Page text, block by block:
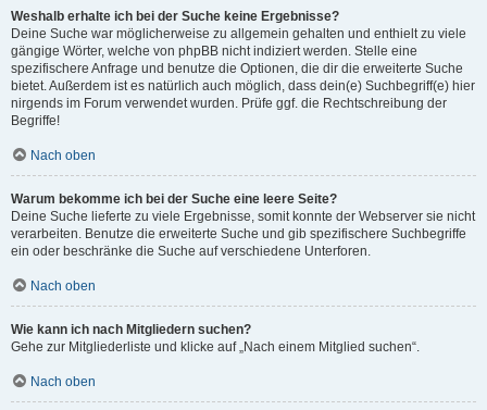
Weshalb erhalte ich bei der Suche keine Ergebnisse?
Deine Suche war möglicherweise zu allgemein gehalten und enthielt zu viele
gängige Wörter, welche von phpBB nicht indiziert werden. Stelle eine
spezifischere Anfrage und benutze die Optionen, die dir die erweiterte Suche
bietet. Außerdem ist es natürlich auch möglich, dass dein(e) Suchbegriff(e) hier
nirgends im Forum verwendet wurden. Prüfe ggf. die Rechtschreibung der
Begriffe!
Nach oben
Warum bekomme ich bei der Suche eine leere Seite?
Deine Suche lieferte zu viele Ergebnisse, somit konnte der Webserver sie nicht
verarbeiten. Benutze die erweiterte Suche und gib spezifischere Suchbegriffe
ein oder beschränke die Suche auf verschiedene Unterforen.
Nach oben
Wie kann ich nach Mitgliedern suchen?
Gehe zur Mitgliederliste und klicke auf „Nach einem Mitglied suchen“.
Nach oben